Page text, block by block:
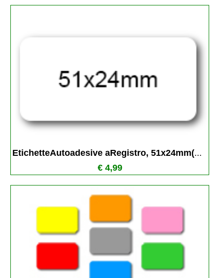
EtichetteAutoadesive aRegistro, 51x24mm(...
€ 4,99